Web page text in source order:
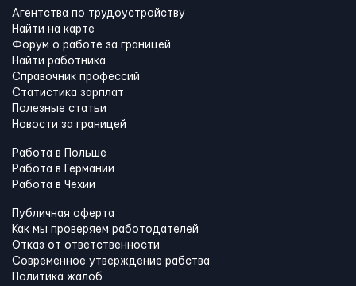
Агентства по трудоустройству
Найти на карте
Форум о работе за границей
Найти работника
Справочник профессий
Статистика зарплат
Полезные статьи
Новости за границей
Работа в Польше
Работа в Германии
Работа в Чехии
Публичная оферта
Как мы проверяем работодателей
Отказ от ответственности
Современное утверждение рабства
Политика жалоб